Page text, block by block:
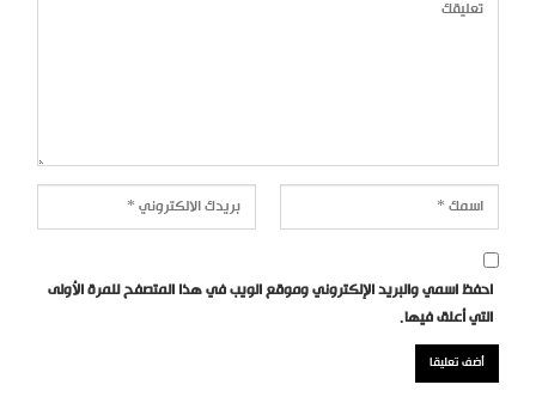
احفظ اسمي والبريد الإلكتروني وموقع الويب في هذا المتصفح للمرة الأولى
التي أعلق فيها.